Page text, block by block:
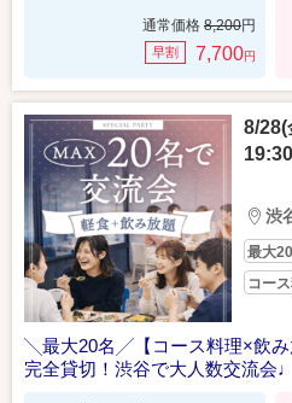
通常価格 8,200円
早割 7,700円
8/28(
渋
最大
コー
╲最大20名╱【コース料理×飲み
完全貸切！渋谷で大人数交流会♩